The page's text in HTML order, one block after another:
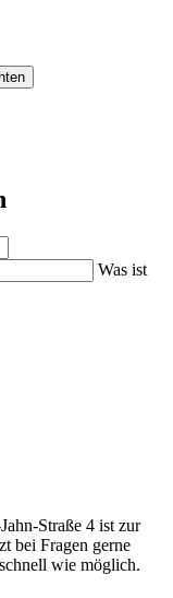
Was ist
Straße 4 ist zur
bei Fragen gerne
wie möglich.